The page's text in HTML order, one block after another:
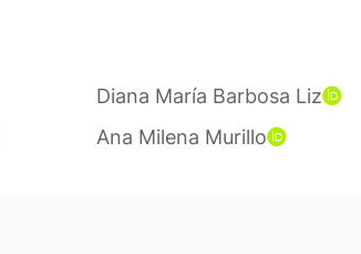
Diana María Barbosa Liz
Ana Milena Murillo